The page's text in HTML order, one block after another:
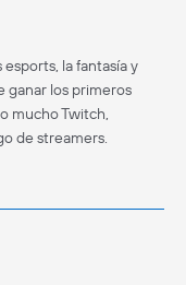
la fantasía y
ganar los primeros
mucho Twitch,
de streamers.